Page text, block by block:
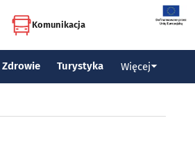
Komunikacja
Zdrowie Turystyka Więcej